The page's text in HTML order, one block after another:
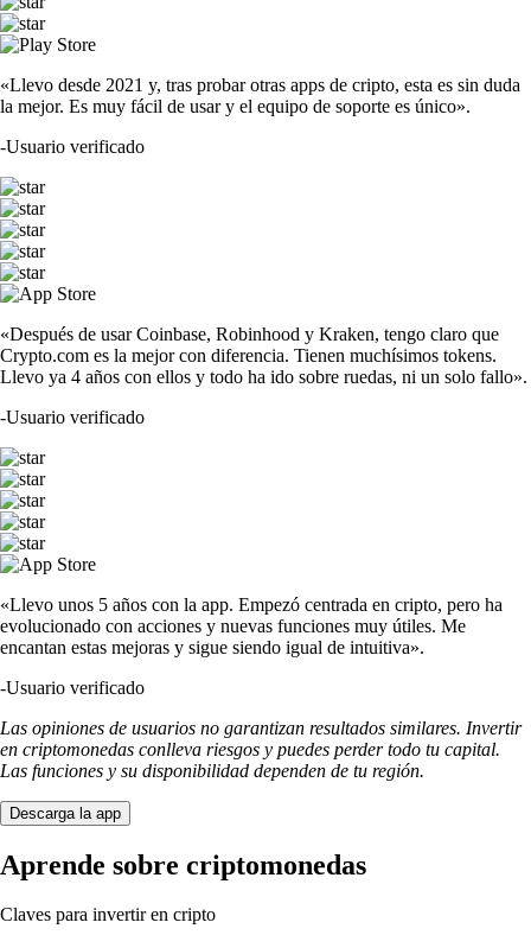
«Llevo desde 2021 y, tras probar otras apps de cripto, esta es sin duda
la mejor. Es muy fácil de usar y el equipo de soporte es único».
-Usuario verificado
«Después de usar Coinbase, Robinhood y Kraken, tengo claro que
Crypto.com es la mejor con diferencia. Tienen muchísimos tokens.
Llevo ya 4 años con ellos y todo ha ido sobre ruedas, ni un solo fallo».
-Usuario verificado
«Llevo unos 5 años con la app. Empezó centrada en cripto, pero ha
evolucionado con acciones y nuevas funciones muy útiles. Me
encantan estas mejoras y sigue siendo igual de intuitiva».
-Usuario verificado
Las opiniones de usuarios no garantizan resultados similares. Invertir
en criptomonedas conlleva riesgos y puedes perder todo tu capital.
Las funciones y su disponibilidad dependen de tu región.
Descarga la app
Aprende sobre criptomonedas
Claves para invertir en cripto